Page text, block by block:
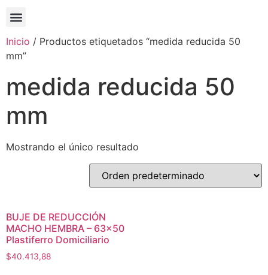
Inicio / Productos etiquetados “medida reducida 50
mm”
medida reducida 50
mm
Mostrando el único resultado
BUJE DE REDUCCIÓN
MACHO HEMBRA – 63×50
Plastiferro Domiciliario
$40.413,88